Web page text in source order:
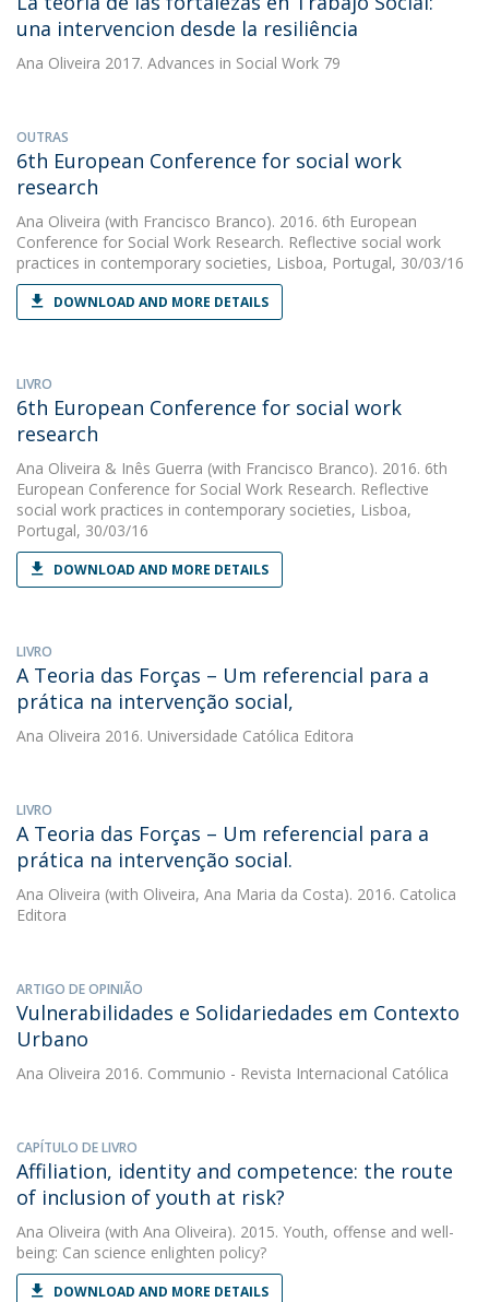
una intervencion desde la resiliência
Ana Oliveira 2017. Advances in Social Work 79
OUTRAS
6th European Conference for social work
research
Ana Oliveira (with Francisco Branco). 2016. 6th European
Conference for Social Work Research. Reflective social work
practices in contemporary societies, Lisboa, Portugal, 30/03/16
DOWNLOAD AND MORE DETAILS
LIVRO
6th European Conference for social work
research
Ana Oliveira & Inês Guerra (with Francisco Branco). 2016. 6th
European Conference for Social Work Research. Reflective
social work practices in contemporary societies, Lisboa,
Portugal, 30/03/16
DOWNLOAD AND MORE DETAILS
LIVRO
A Teoria das Forças – Um referencial para a
prática na intervenção social,
Ana Oliveira 2016. Universidade Católica Editora
LIVRO
A Teoria das Forças – Um referencial para a
prática na intervenção social.
Ana Oliveira (with Oliveira, Ana Maria da Costa). 2016. Catolica
Editora
ARTIGO DE OPINIÃO
Vulnerabilidades e Solidariedades em Contexto
Urbano
Ana Oliveira 2016. Communio - Revista Internacional Católica
CAPÍTULO DE LIVRO
Affiliation, identity and competence: the route
of inclusion of youth at risk?
Ana Oliveira (with Ana Oliveira). 2015. Youth, offense and well-
being: Can science enlighten policy?
DOWNLOAD AND MORE DETAILS